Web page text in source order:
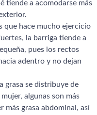
tiende a acomodarse más
que hace mucho ejercicio
la barriga tiende a
pues los rectos
adentro y no dejan
grasa se distribuye de
algunas son más
más grasa abdominal, así